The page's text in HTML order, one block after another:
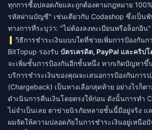
ทุกการซื้อปลอดภัยและถูกต้องตามกฎหมาย
รหัสผ่านบัญชี" เช่นเดียวกับ Codashop ซึ่งเป็น
ทางการที่ระบุว่า: "ไม่ต้องลงทะเบียนหรือล็อกอิน"
วิธีการชำระเงินแบบใดที่ช่วยเพิ่มการป้องกันก
BitTopup รองรับ บัตรเครดิต, PayPal และคริปโ
จะเพิ่มชั้นการป้องกันอีกชั้นหนึ่ง หากเกิดปัญหาขึ้
บริการชำระเงินของคุณจะเสนอการป้องกันการ
(Chargeback) เป็นทางเลือกสุดท้าย อย่างไรก็ต
ดำเนินการคืนเงินโดยตรงให้ก่อน ดังนั้นการทำ
ไม่จำเป็นเลย ตาข่ายนิรภัยหลายชั้นนี้มีอยู่จริง แ
ผมจัดให้ความปลอดภัยในการชำระเงินอยู่เหนือ